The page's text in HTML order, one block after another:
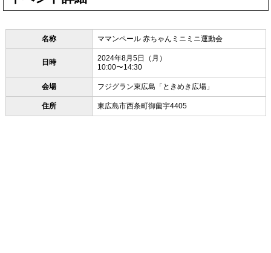
名称 ママンペール 赤ちゃんミニミニ運動会
日時
2024年8月5日（月）
10:00〜14:30
会場 フジグラン東広島「ときめき広場」
住所 東広島市西条町御薗宇4405